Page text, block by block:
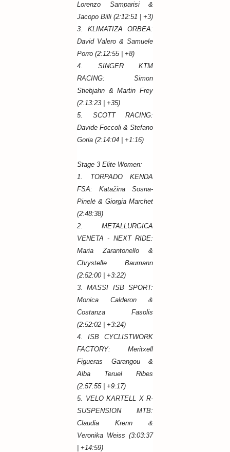
Lorenzo Samparisi &
Jacopo Billi (2:12:51 | +3)
3. KLIMATIZA ORBEA:
David Valero & Samuele
Porro (2:12:55 | +8)
4. SINGER KTM
RACING: Simon
Stiebjahn & Martin Frey
(2:13:23 | +35)
5. SCOTT RACING:
Davide Foccoli & Stefano
Goria (2:14:04 | +1:16)
Stage 3 Elite Women:
1. TORPADO KENDA
FSA: Katažina Sosna-
Pinelė & Giorgia Marchet
(2:48:38)
2. METALLURGICA
VENETA - NEXT RIDE:
Maria Zarantonello &
Chrystelle Baumann
(2:52:00 | +3:22)
3. MASSI ISB SPORT:
Monica Calderon &
Costanza Fasolis
(2:52:02 | +3:24)
4. ISB CYCLISTWORK
FACTORY: Meritxell
Figueras Garangou &
Alba Teruel Ribes
(2:57:55 | +9:17)
5. VELO KARTELL X R-
SUSPENSION MTB:
Claudia Krenn &
Veronika Weiss (3:03:37
| +14:59)